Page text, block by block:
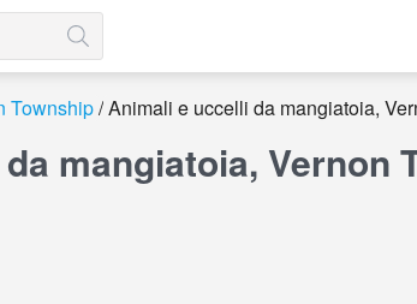
Township Animali e uccelli da mangiatoia,
mangiatoia, Vernon